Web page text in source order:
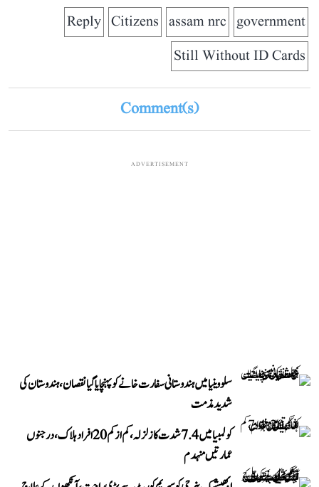
government
assam nrc
Citizens
Reply
Still Without ID Cards
Comment(s)
ADVERTISEMENT
سلووینیا میں ہندوستانی سفارت خانے کو پہنچایا گیا نقصان، ہندوستان کی
شدید مذمت
کولمبیا میں 7.4 شدت کا زلزلہ، کم از کم 20 افراد ہلاک، درجنوں
عمارتیں منہدم